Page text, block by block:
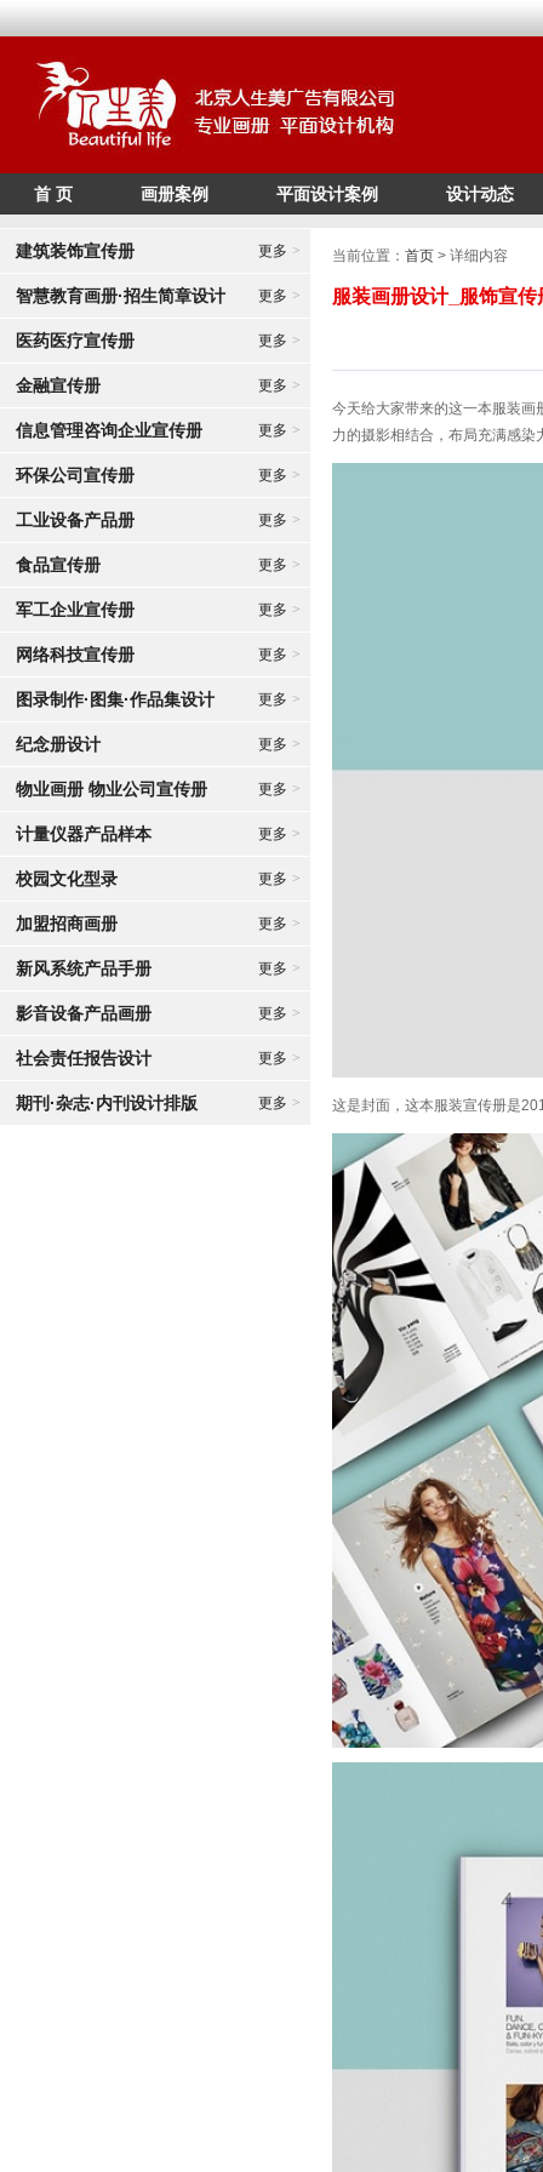
/* */
首 页 画册案例 平面设计案例 设计动态
建筑装饰宣传册 更多 >
智慧教育画册·招生简章设计 更多 >
医药医疗宣传册 更多 >
金融宣传册 更多 >
信息管理咨询企业宣传册 更多 >
环保公司宣传册 更多 >
工业设备产品册 更多 >
食品宣传册 更多 >
军工企业宣传册 更多 >
网络科技宣传册 更多 >
图录制作·图集·作品集设计 更多 >
纪念册设计 更多 >
物业画册 物业公司宣传册 更多 >
计量仪器产品样本 更多 >
校园文化型录 更多 >
加盟招商画册 更多 >
新风系统产品手册 更多 >
影音设备产品画册 更多 >
社会责任报告设计 更多 >
期刊·杂志·内刊设计排版 更多 >
当前位置： 首页 > 详细内容
服装画册设计_服饰宣
今天给大家带来的这一本服装
力的摄影相结合，布局充满感染
这是封面，这本服装宣传册是